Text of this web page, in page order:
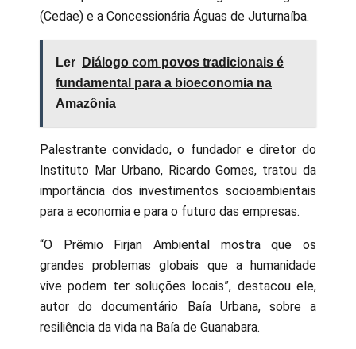
(Cedae) e a Concessionária Águas de Juturnaíba.
Ler
Diálogo com povos tradicionais é
fundamental para a bioeconomia na
Amazônia
Palestrante convidado, o fundador e diretor do
Instituto Mar Urbano, Ricardo Gomes, tratou da
importância dos investimentos socioambientais
para a economia e para o futuro das empresas.
“O Prêmio Firjan Ambiental mostra que os
grandes problemas globais que a humanidade
vive podem ter soluções locais”, destacou ele,
autor do documentário Baía Urbana, sobre a
resiliência da vida na Baía de Guanabara.